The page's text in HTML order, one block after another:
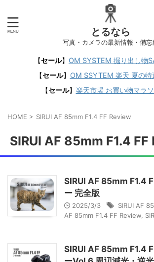
とるなら
写真・カメラの最新情報・備忘
【セール】 OM SYSTEM 掘り出し物
【セール】 OM SSYTEM 楽天 夏の
【セール】 楽天市場 お買い物マラ
HOME > SIRUI AF 85mm F1.4 FF Review
SIRUI AF 85mm F1.4
SIRUI AF 85mm F1.4
ー 完全版
2025/3/3 SIRUI AF
AF 85mm F1.4 FF Review
SIRUI AF 85mm F1.4